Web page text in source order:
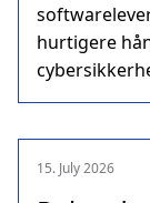
hurtigere
15. July 2026